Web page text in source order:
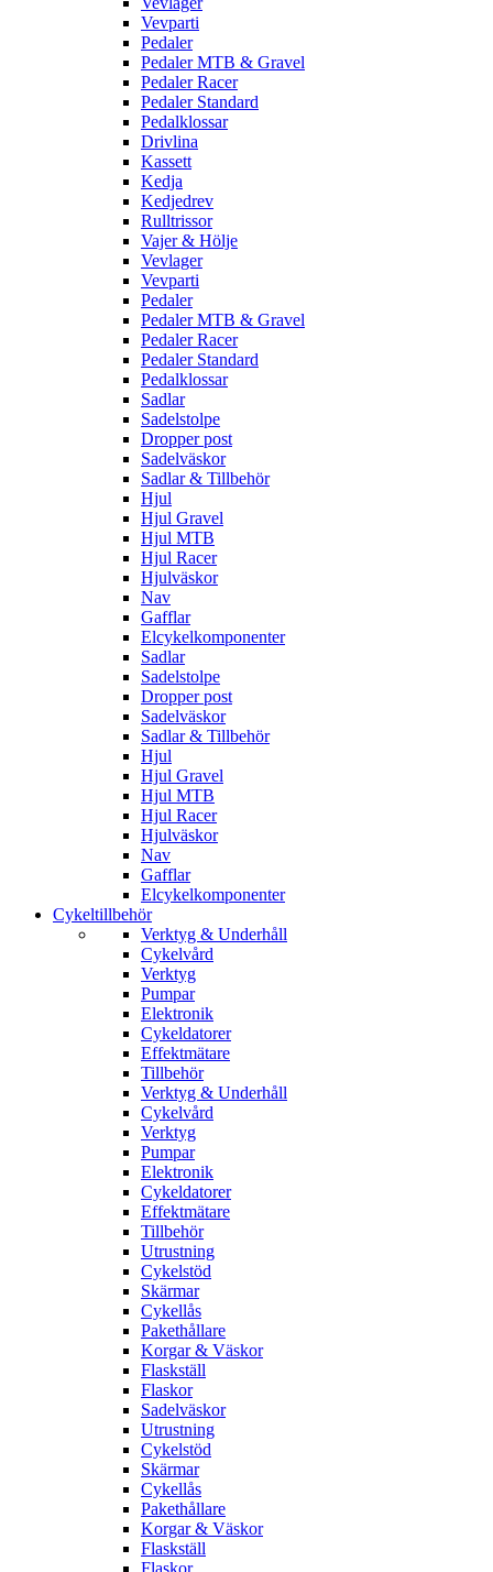
Vevparti
Pedaler
Pedaler MTB & Gravel
Pedaler Racer
Pedaler Standard
Pedalklossar
Drivlina
Kassett
Kedja
Kedjedrev
Rulltrissor
Vajer & Hölje
Vevlager
Vevparti
Pedaler
Pedaler MTB & Gravel
Pedaler Racer
Pedaler Standard
Pedalklossar
Sadlar
Sadelstolpe
Dropper post
Sadelväskor
Sadlar & Tillbehör
Hjul
Hjul Gravel
Hjul MTB
Hjul Racer
Hjulväskor
Nav
Gafflar
Elcykelkomponenter
Sadlar
Sadelstolpe
Dropper post
Sadelväskor
Sadlar & Tillbehör
Hjul
Hjul Gravel
Hjul MTB
Hjul Racer
Hjulväskor
Nav
Gafflar
Elcykelkomponenter
Cykeltillbehör
Verktyg & Underhåll
Cykelvård
Verktyg
Pumpar
Elektronik
Cykeldatorer
Effektmätare
Tillbehör
Verktyg & Underhåll
Cykelvård
Verktyg
Pumpar
Elektronik
Cykeldatorer
Effektmätare
Tillbehör
Utrustning
Cykelstöd
Skärmar
Cykellås
Pakethållare
Korgar & Väskor
Flaskställ
Flaskor
Sadelväskor
Utrustning
Cykelstöd
Skärmar
Cykellås
Pakethållare
Korgar & Väskor
Flaskställ
Flaskor